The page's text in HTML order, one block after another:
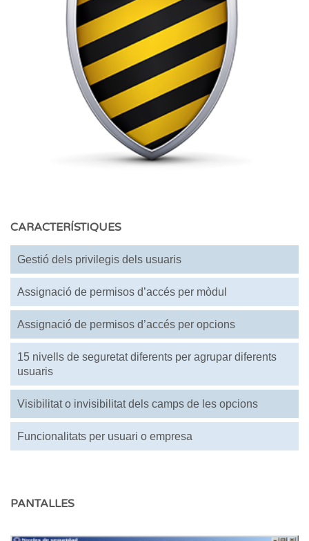
CARACTERÍSTIQUES
Gestió dels privilegis dels usuaris
Assignació de permisos d’accés per mòdul
Assignació de permisos d’accés per opcions
15 nivells de seguretat diferents per agrupar diferents
usuaris
Visibilitat o invisibilitat dels camps de les opcions
Funcionalitats per usuari o empresa
PANTALLES